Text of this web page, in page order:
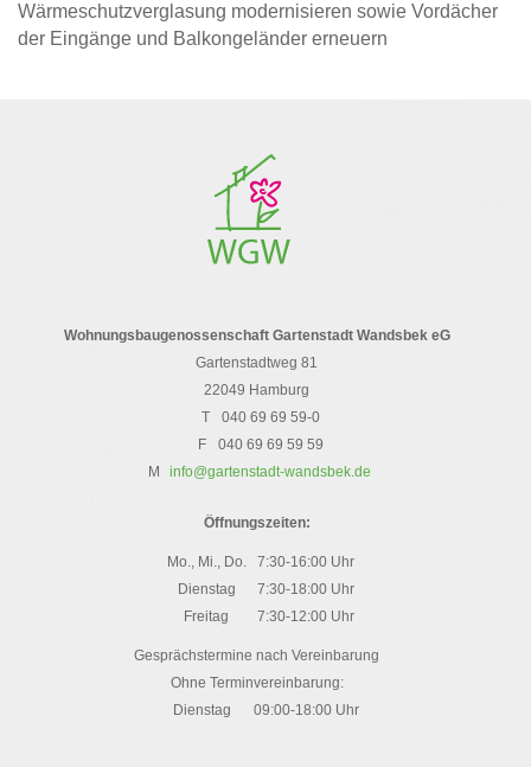
Wärmeschutzverglasung modernisieren sowie Vordächer
der Eingänge und Balkongeländer erneuern
Wohnungsbaugenossenschaft Gartenstadt Wandsbek eG
Gartenstadtweg 81
22049 Hamburg
T
040 69 69 59-0
F
040 69 69 59 59
M
info@gartenstadt-wandsbek.de
Öffnungszeiten:
Mo., Mi., Do.
7:30-16:00 Uhr
Dienstag
7:30-18:00 Uhr
Freitag
7:30-12:00 Uhr
Gesprächstermine nach Vereinbarung
Ohne Terminvereinbarung:
Dienstag
09:00-18:00 Uhr